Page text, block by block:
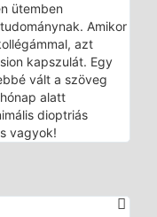
ütemben
Amikor
azt
kapszulát. Egy
vált a szöveg
alatt
dioptriás
vagyok!